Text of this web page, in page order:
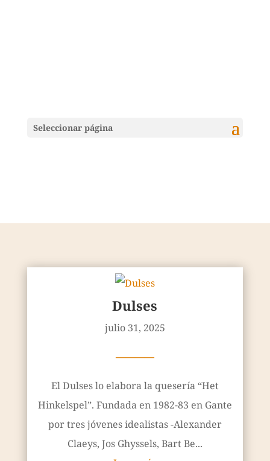
Seleccionar página
Dulses
julio 31, 2025
————
El Dulses lo elabora la quesería “Het
Hinkelspel”. Fundada en 1982-83 en Gante
por tres jóvenes idealistas -Alexander
Claeys, Jos Ghyssels, Bart Be...